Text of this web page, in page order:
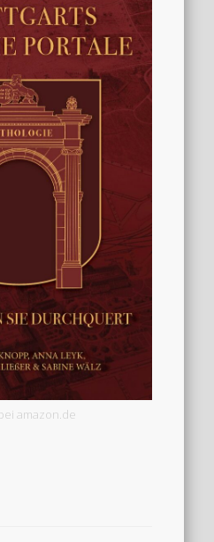
amazon.de